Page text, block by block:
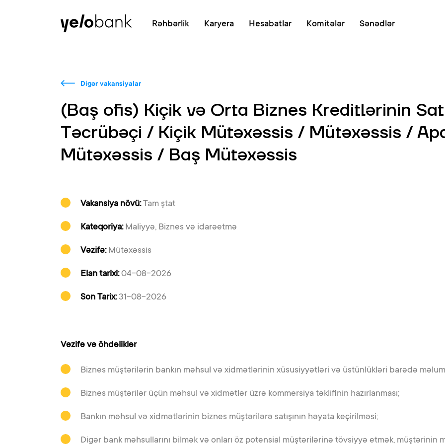
Rəhbərlik Karyera Hesabatlar Komitələr Sənədlər
Digər vakansiyalar
(Baş ofis) Kiçik və Orta Biznes Kreditlərinin
Təcrübəçi / Kiçik Mütəxəssis / Mütəxəssis /
Mütəxəssis / Baş Mütəxəssis
Vakansiya növü:Tam ştat
Kateqoriya:Maliyyə, Biznes və idarəetmə
Vəzifə:Mütəxəssis
Elan tarixi:04-08-2026
Son Tarix:31-08-2026
Vəzifə və öhdəliklər
Biznes müştərilərin bankın məhsul və xidmətlərinin xüsusiyyətləri və üstünlükləri barədə
Biznes müştərilər üçün məhsul və xidmətlər üzrə kommersiya təklifinin hazırlanması;
Bankın məhsul və xidmətlərinin biznes müştərilərə satışının həyata keçirilməsi;
Digər bank məhsullarını bilmək və onları öz potensial müştərilərinə tövsiyyə etmək, müştərinin